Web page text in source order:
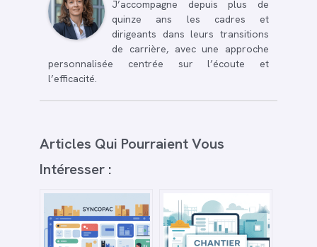
J’accompagne depuis plus de
quinze ans les cadres et
dirigeants dans leurs transitions
de carrière, avec une approche
personnalisée centrée sur l’écoute et
l’efficacité.
Articles Qui Pourraient Vous
Intéresser :